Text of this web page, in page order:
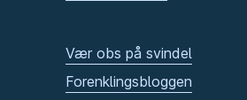
Vær obs på svindel
Forenklingsbloggen